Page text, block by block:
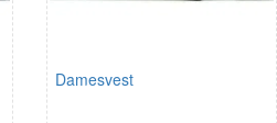
Damesvest